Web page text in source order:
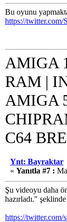
Bu oyunu
https://twitter.com/
AMIGA
RAM |
AMIGA
C64
Ynt: Bayraktar
« Yanıtla #7 :
Şu videoyu daha
hazırladı." şeklinde
https://twitter.com/